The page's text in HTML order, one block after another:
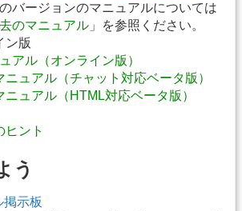
バージョンのマニュアルについては
のマニュアル 」を参照ください。
ン版
アル（オンライン版）
ニュアル（チャット対応ベータ版）
ニュアル（HTML対応ベータ版）
ヒント
う
掲示板